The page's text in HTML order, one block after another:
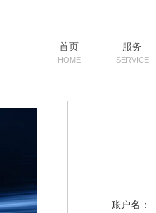
首页
HOME
服务
SERVICE
账户名：